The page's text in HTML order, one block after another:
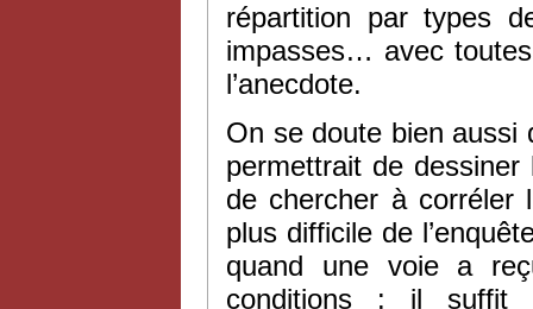
répartition par types
impasses… avec
l’anecdote.
On se doute bien aussi
permettrait de
de chercher à corréler
plus difficile de
quand une voie a
conditions : il suffit